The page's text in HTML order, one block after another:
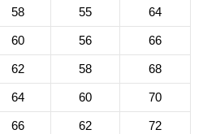
58 55 64
60 56 66
62 58 68
64 60 70
66 62 72